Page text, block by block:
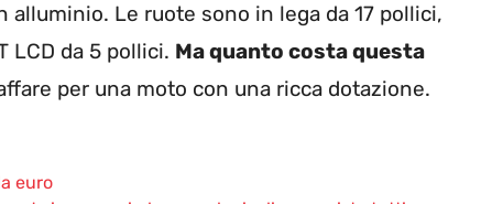
Le ruote sono in lega da 17 pollici,
LCD da 5 pollici. Ma quanto costa questa
per una moto con una ricca dotazione.
euro